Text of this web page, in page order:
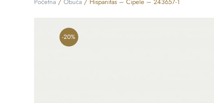
-20%